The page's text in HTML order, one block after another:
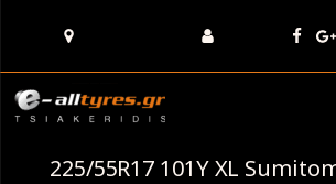
225/55R17 101Y XL